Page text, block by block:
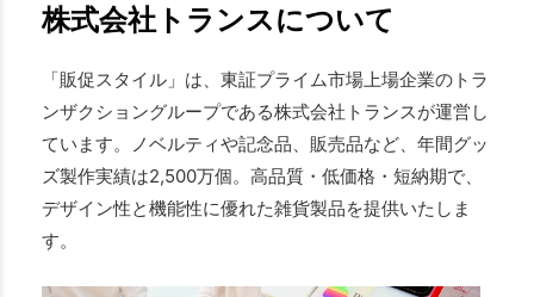
株式会社トランスについて
「販促スタイル」は、東証プライム市場上場企業のトラ
ンザクショングループである株式会社トランスが運営し
ています。ノベルティや記念品、販売品など、年間グッ
ズ製作実績は2,500万個。高品質・低価格・短納期で、
デザイン性と機能性に優れた雑貨製品を提供いたしま
す。